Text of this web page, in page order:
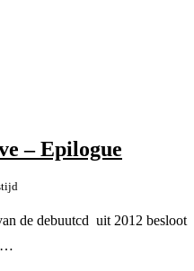
– Epilogue
de debuutcd uit 2012 besloot
…